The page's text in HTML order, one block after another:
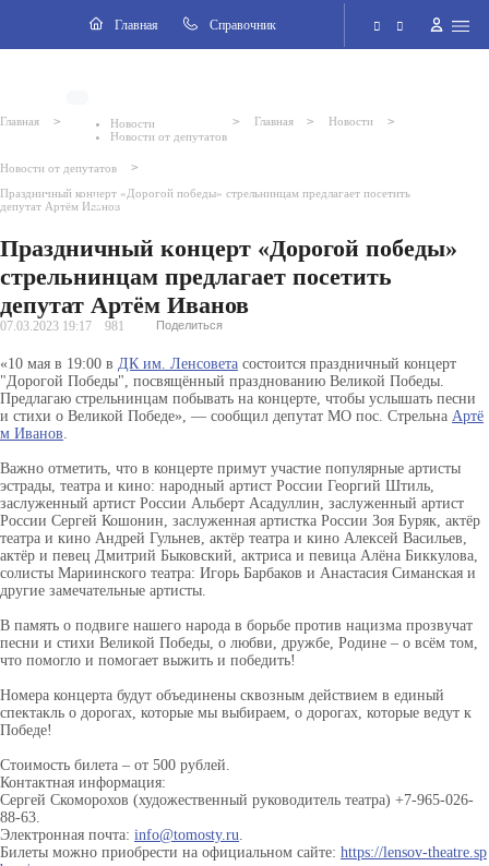
Главная Cправочник
Версия для слабовидящих
Поиск по сайту
Главная >
Новости
Новости от депутатов
> Главная > Новости >
Новости от депутатов >
Праздничный концерт «Дорогой победы» стрельнинцам предлагает посетить
депутат Артём Иванов
Праздничный концерт «Дорогой победы»
стрельнинцам предлагает посетить
депутат Артём Иванов
07.03.2023 19:17 981 Поделиться
«10 мая в 19:00 в ДК им. Ленсовета состоится праздничный концерт
"Дорогой Победы", посвящённый празднованию Великой Победы.
Предлагаю стрельнинцам побывать на концерте, чтобы услышать песни
и стихи о Великой Победе», — сообщил депутат МО пос. Стрельна Артё
м Иванов
Важно отметить, что в концерте примут участие популярные артисты
эстрады, театра и кино: народный артист России Георгий Штиль,
заслуженный артист России Альберт Асадуллин, заслуженный артист
России Сергей Кошонин, заслуженная артистка России Зоя Буряк, актёр
театра и кино Андрей Гульнев, актёр театра и кино Алексей Васильев,
актёр и певец Дмитрий Быковский, актриса и певица Алёна Биккулова,
солисты Мариинского театра: Игорь Барбаков и Анастасия Симанская и
другие замечательные артисты.
В память о подвиге нашего народа в борьбе против нацизма прозвучат
песни и стихи Великой Победы, о любви, дружбе, Родине – о всём том,
что помогло и помогает выжить и победить!
Номера концерта будут объединены сквозным действием в единый
спектакль о дорогах, которые мы выбираем, о дорогах, которые ведут к
Победе!
Стоимость билета – от 500 рублей.
Контактная информация:
Сергей Скоморохов (художественный руководитель театра) +7-965-026-
88-63.
Электронная почта: info@tomosty.ru
Билеты можно приобрести на официальном сайте: https://lensov-theatre.sp